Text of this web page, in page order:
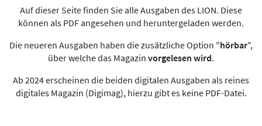
Auf dieser Seite finden Sie alle Ausgaben des LION. Diese
können als PDF angesehen und heruntergeladen werden.
Die neueren Ausgaben haben die zusätzliche Option "hörbar",
über welche das Magazin vorgelesen wird.
Ab 2024 erscheinen die beiden digitalen Ausgaben als reines
digitales Magazin (Digimag), hierzu gibt es keine PDF-Datei.